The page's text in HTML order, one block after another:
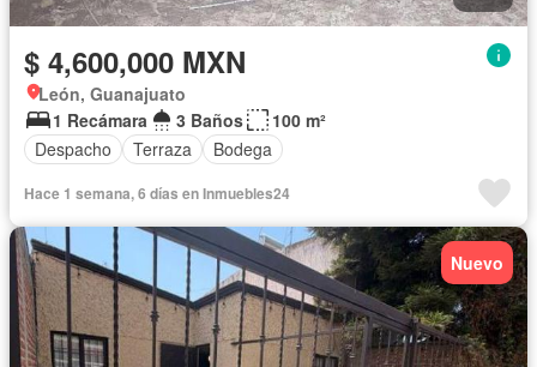
$ 4,600,000 MXN
León, Guanajuato
1 Recámara
3 Baños
100 m²
Despacho
Terraza Bodega
Hace 1 semana, 6 días en Inmuebles24
Nuevo